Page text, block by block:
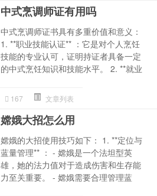
中式烹调师证有用吗
中式烹调师证书具有多重价值和意义：
1. **职业技能认证** ：它是对个人烹饪
技能的专业认可，证明持证者具备一定
的中式烹饪知识和技能水平。 2. **就业
167 文章列表
嫦娥大招怎么用
嫦娥的大招使用技巧如下： 1. **定位与
蓝量管理** ： - 嫦娥是一个法坦型英
雄，她的法力值对于造成伤害和生存能
力至关重要。 - 嫦娥需要合理管理蓝